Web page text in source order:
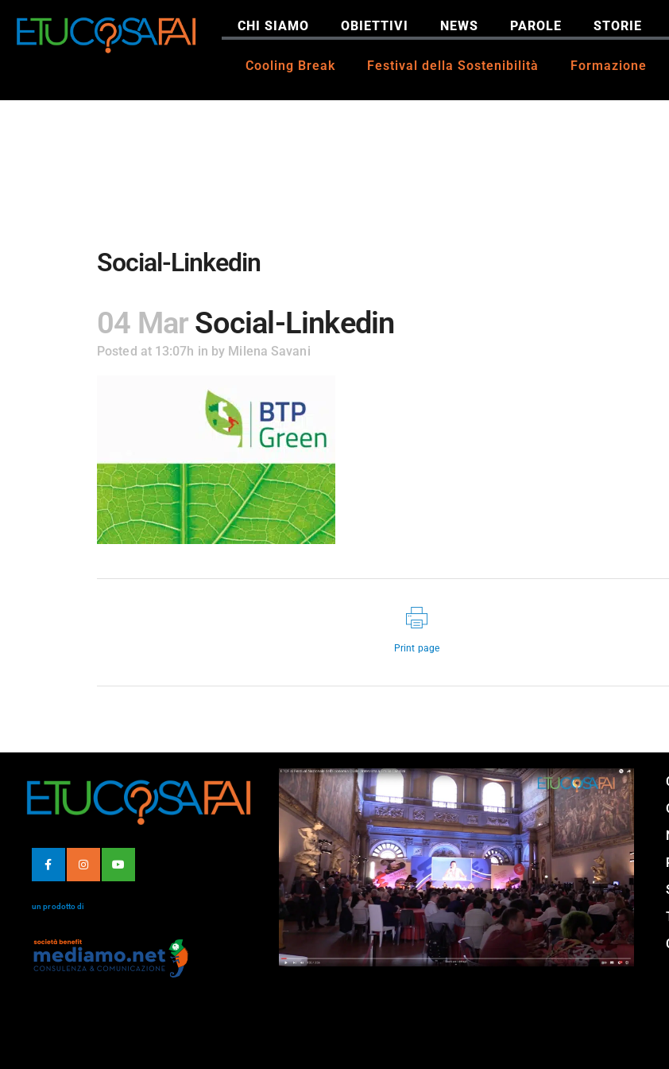
CHI SIAMO OBIETTIVI NEWS PAROLE STORIE
Cooling Break Festival della Sostenibilità Formazione
Social-Linkedin
04 Mar Social-Linkedin
Posted at 13:07h in by Milena Savani
Print page
un prodotto di